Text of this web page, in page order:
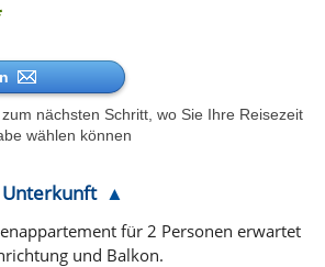
nächsten Schritt, wo Sie Ihre Reisezeit
wählen können
für 2 Personen erwartet
und Balkon.